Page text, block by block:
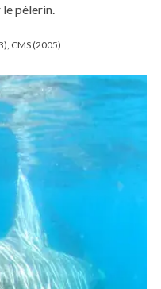
pèlerin.
CMS (2005)